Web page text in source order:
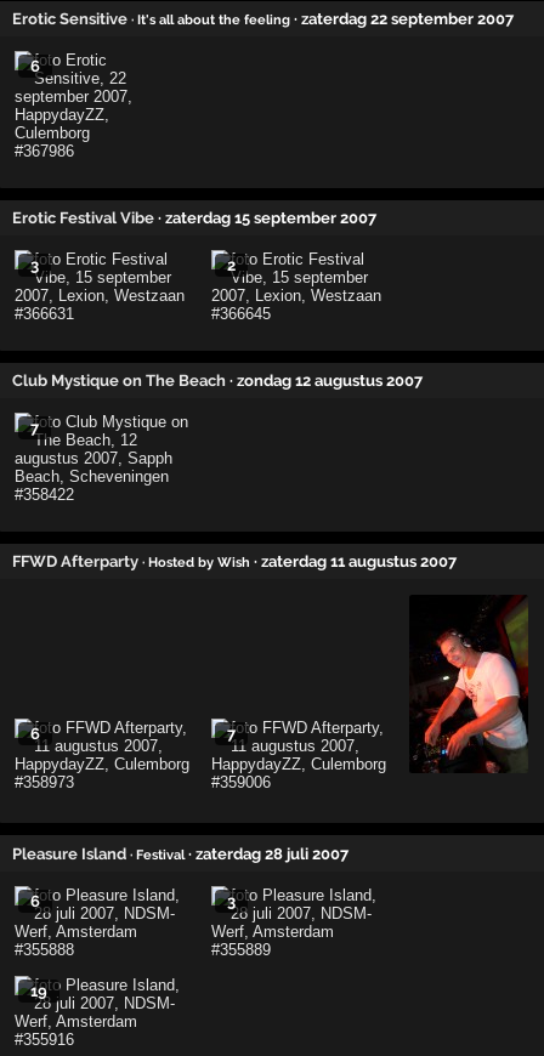
Erotic Sensitive · It's all about the feeling · zaterdag 22 september 2007
6
Erotic Festival Vibe · zaterdag 15 september 2007
3 2
Club Mystique on The Beach · zondag 12 augustus 2007
7
FFWD Afterparty · Hosted by Wish · zaterdag 11 augustus 2007
6 7
Pleasure Island · Festival · zaterdag 28 juli 2007
6 3
19